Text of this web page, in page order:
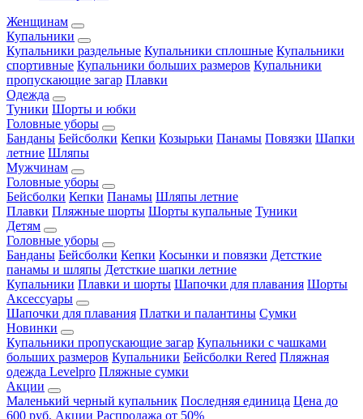
Женщинам
Купальники
Купальники раздельные Купальники сплошные Купальники
спортивные Купальники больших размеров Купальники
пропускающие загар Плавки
Одежда
Туники Шорты и юбки
Головные уборы
Банданы Бейсболки Кепки Козырьки Панамы Повязки Шапки
летние Шляпы
Мужчинам
Головные уборы
Бейсболки Кепки Панамы Шляпы летние
Плавки Пляжные шорты Шорты купальные Туники
Детям
Головные уборы
Банданы Бейсболки Кепки Косынки и повязки Детсткие
панамы и шляпы Детсткие шапки летние
Купальники Плавки и шорты Шапочки для плавания Шорты
Аксессуары
Шапочки для плавания Платки и палантины Сумки
Новинки
Купальники пропускающие загар Купальники с чашками
больших размеров Купальники Бейсболки Rered Пляжная
одежда Levelpro Пляжные сумки
Акции
Маленький черный купальник Последняя единица Цена до
600 руб. Акции Распродажа от 50%